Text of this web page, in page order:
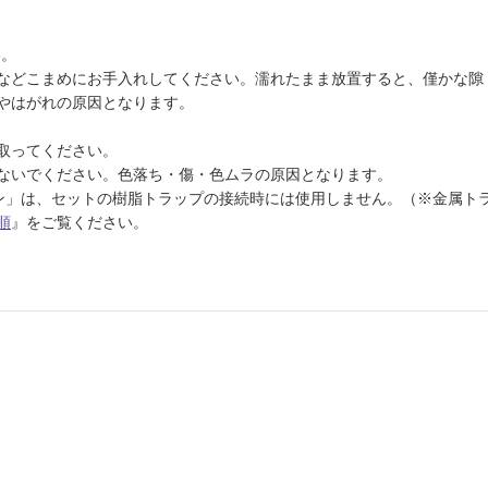
こまめにお手入れしてください。濡れたまま放置すると、僅かな隙
がれの原因となります。
てください。
でください。色落ち・傷・色ムラの原因となります。
は、セットの樹脂トラップの接続時には使用しません。（※金属ト
』をご覧ください。